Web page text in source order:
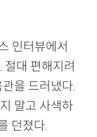
인터뷰에서
절대 편해지려
을 드러냈다.
말고 사색하
던졌다.